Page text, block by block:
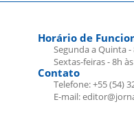
Horário de
Segunda a Quinta -
Sextas-feiras - 8h
Contato
Telefone: +55 (54)
E-mail: